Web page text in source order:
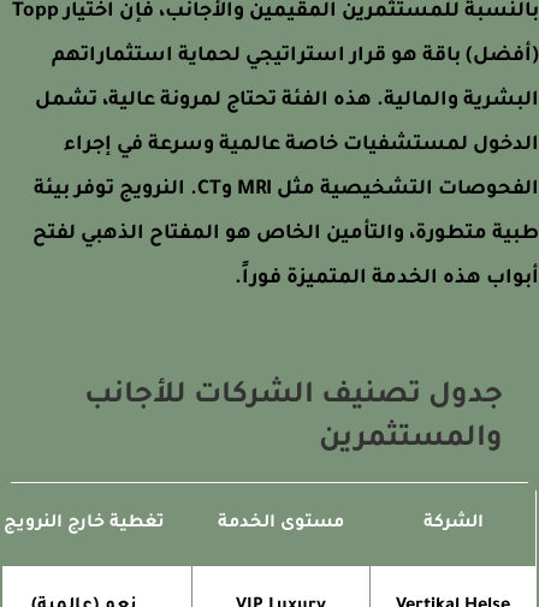
بالنسبة للمستثمرين المقيمين والأجانب، فإن اختيار Topp
باقة هو قرار استراتيجي لحماية استثماراتهم
والمالية. هذه الفئة تحتاج لمرونة عالية، تشمل
لمستشفيات خاصة عالمية وسرعة في إجراء
الفحوصات التشخيصية مثل MRI وCT. النرويج توفر بيئة
متطورة، والتأمين الخاص هو المفتاح الذهبي لفتح
هذه الخدمة المتميزة فوراً.
جدول تصنيف الشركات للأجانب
والمستثمرين
الشركة مستوى الخدمة تغطية خارج النرويج